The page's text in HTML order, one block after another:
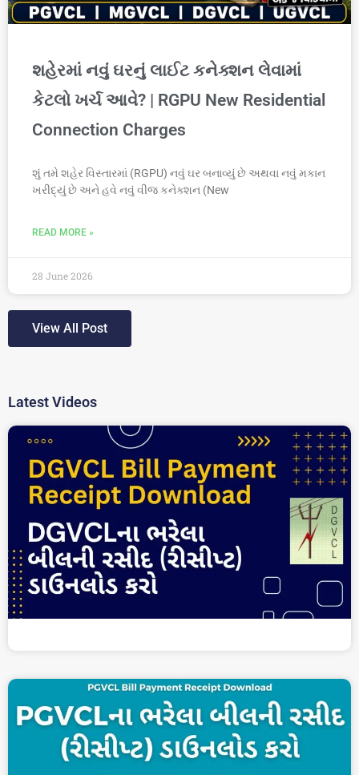
શહેરમાં નવું ઘરનું લાઈટ કનેક્શન લેવામાં
કેટલો ખર્ચ આવે? | RGPU New Residential
Connection Charges
શું તમે શહેર વિસ્તારમાં (RGPU) નવું ઘર બનાવ્યું છે અથવા નવું મકાન
ખરીદ્યું છે અને હવે નવું વીજ કનેક્શન (New
READ MORE »
28 June 2026
View All Post
Latest Videos